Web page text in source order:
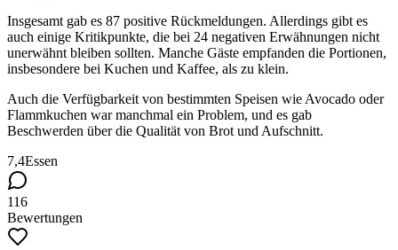
Insgesamt gab es 87 positive Rückmeldungen. Allerdings gibt es
auch einige Kritikpunkte, die bei 24 negativen Erwähnungen nicht
unerwähnt bleiben sollten. Manche Gäste empfanden die Portionen,
insbesondere bei Kuchen und Kaffee, als zu klein.
Auch die Verfügbarkeit von bestimmten Speisen wie Avocado oder
Flammkuchen war manchmal ein Problem, und es gab
Beschwerden über die Qualität von Brot und Aufschnitt.
7,4Essen
116
Bewertungen